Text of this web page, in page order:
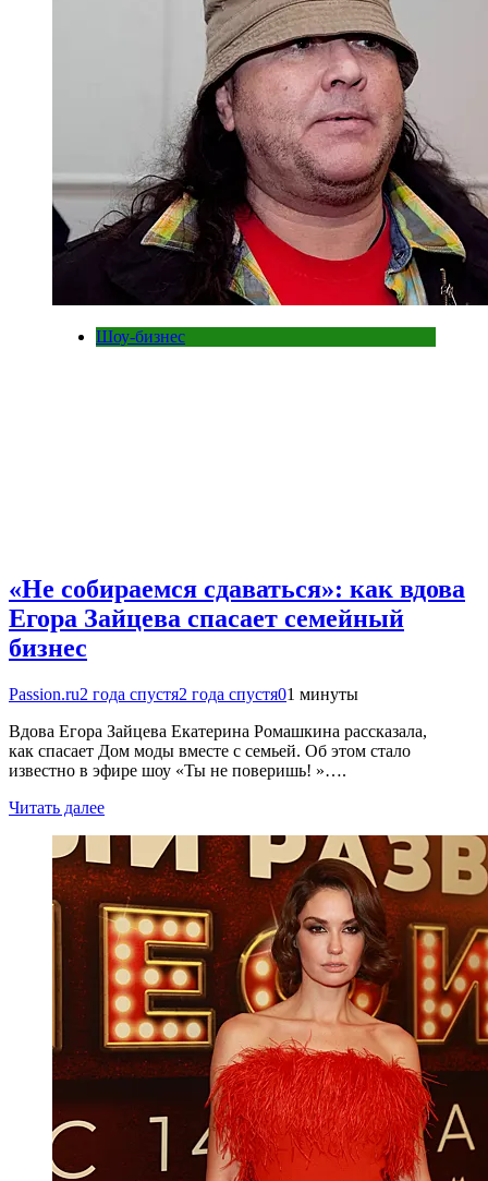
Шоу-бизнес
«Не собираемся сдаваться»: как вдова
Егора Зайцева спасает семейный
бизнес
Passion.ru2 года спустя2 года спустя01 минуты
Вдова Егора Зайцева Екатерина Ромашкина рассказала,
как спасает Дом моды вместе с семьей. Об этом стало
известно в эфире шоу «Ты не поверишь! »….
Читать далее